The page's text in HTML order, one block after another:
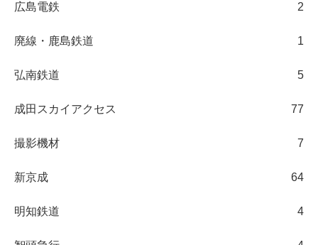
広島電鉄 2
廃線・鹿島鉄道 1
弘南鉄道 5
成田スカイアクセス 77
撮影機材 7
新京成 64
明知鉄道 4